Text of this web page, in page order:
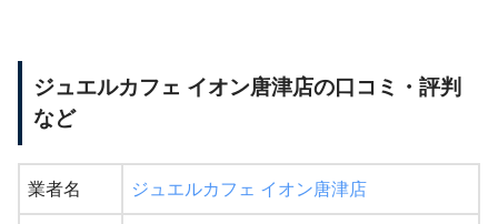
ジュエルカフェ イオン唐津店の口コミ・評判
など
業者名 ジュエルカフェ イオン唐津店